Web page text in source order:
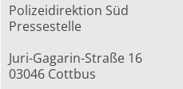
Polizeidirektion Süd
Pressestelle
Juri-Gagarin-Straße 16
03046 Cottbus